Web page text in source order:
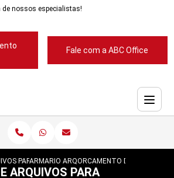
de nossos especialistas!
Fale com a ABC Office
PARA ESCRITORIOS
ARMARIO ARQUIVO PARA ESCRITORIO
ORCAMENTO DE ARQUIVOS
ARQUIVOS PARA